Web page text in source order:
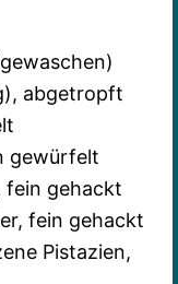
), abgetropft
gewürfelt
fein gehackt
fein gehackt
Pistazien,